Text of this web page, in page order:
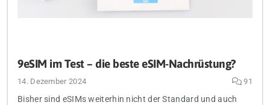
9eSIM im Test – die beste eSIM-Nachrüstung?
14. Dezember 2024 91
Bisher sind eSIMs weiterhin nicht der Standard und auch